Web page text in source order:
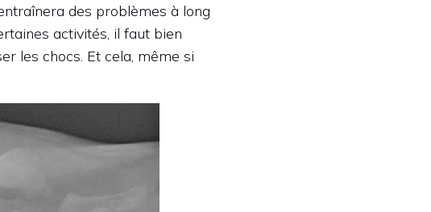
des problèmes à long
activités, il faut bien
les chocs. Et cela, même si